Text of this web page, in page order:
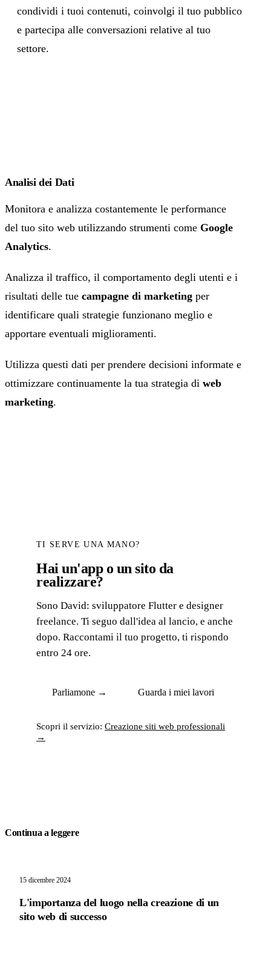
condividi i tuoi contenuti, coinvolgi il tuo pubblico
e partecipa alle conversazioni relative al tuo
settore.
Analisi dei Dati
Monitora e analizza costantemente le performance
del tuo sito web utilizzando strumenti come Google
Analytics.
Analizza il traffico, il comportamento degli utenti e i
risultati delle tue campagne di marketing per
identificare quali strategie funzionano meglio e
apportare eventuali miglioramenti.
Utilizza questi dati per prendere decisioni informate e
ottimizzare continuamente la tua strategia di web
marketing.
TI SERVE UNA MANO?
Hai un'app o un sito da
realizzare?
Sono David: sviluppatore Flutter e designer
freelance. Ti seguo dall'idea al lancio, e anche
dopo. Raccontami il tuo progetto, ti rispondo
entro 24 ore.
Parliamone → Guarda i miei lavori
Scopri il servizio: Creazione siti web professionali
→
Continua a leggere
15 dicembre 2024
L'importanza del luogo nella creazione di un
sito web di successo